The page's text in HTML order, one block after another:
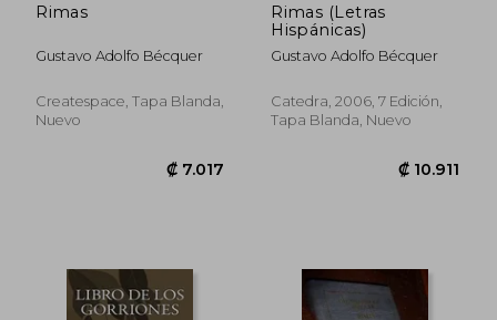
Rimas
Gustavo Adolfo Bécquer
Createspace, Tapa Blanda,
Nuevo
Rimas (Letras
Hispánicas)
Gustavo Adolfo Bécquer
Catedra, 2006, 7 Edición,
Tapa Blanda, Nuevo